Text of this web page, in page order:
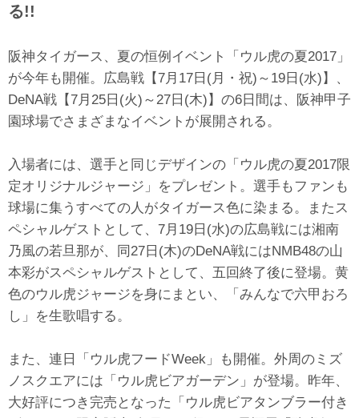
る!!
阪神タイガース、夏の恒例イベント「ウル虎の夏2017」
が今年も開催。広島戦【7月17日(月・祝)～19日(水)】、
DeNA戦【7月25日(火)～27日(木)】の6日間は、阪神甲子
園球場でさまざまなイベントが展開される。
入場者には、選手と同じデザインの「ウル虎の夏2017限
定オリジナルジャージ」をプレゼント。選手もファンも
球場に集うすべての人がタイガース色に染まる。またス
ペシャルゲストとして、7月19日(水)の広島戦には湘南
乃風の若旦那が、同27日(木)のDeNA戦にはNMB48の山
本彩がスペシャルゲストとして、五回終了後に登場。黄
色のウル虎ジャージを身にまとい、「みんなで六甲おろ
し」を生歌唱する。
また、連日「ウル虎フードWeek」も開催。外周のミズ
ノスクエアには「ウル虎ビアガーデン」が登場。昨年、
大好評につき完売となった「ウル虎ビアタンブラー付き